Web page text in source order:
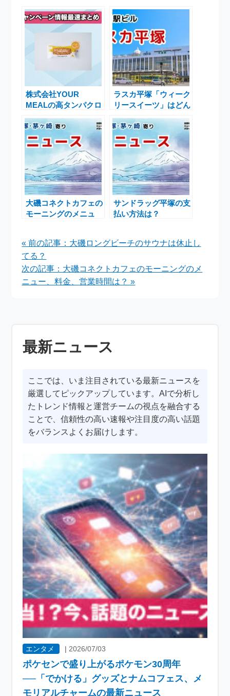
株式会社YOUR
MEALの高タンパクロ
「YOUR BREAD」が
マタニティフード認定
取得
ラスカ平塚「ウィーク
リースイーツ」はどん
大磯コネクトカフェの
モーニングのメニュ
サンドラッグ平塚の支
払い方法は？
« 前の記事：大磯ロングビーチのサウナは休止し
てる？
次の記事：大磯コネクトカフェのモーニングのメ
ニュー、料金、営業時間は？ »
最新ニュース
ここでは、いま注目されている最新ニュースを
厳選してピックアップしています。AIで分析し
たトレンド情報と運営チームの視点を融合する
ことで、信頼性の高い速報や注目度の高い話題
をバランスよくお届けします。
エンタメ | 2026/07/03
ポケセンで盛り上がるポケモン30周年
──「でかける」グッズとナムコフェス、メ
モリアルチャームの最新ニュース